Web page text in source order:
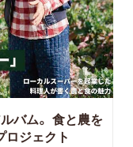
バム。 食と農を
ロジェクト